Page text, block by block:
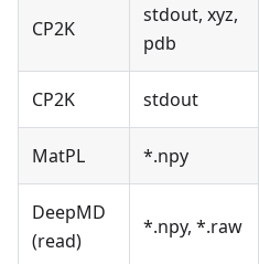
CP2K
stdout, xyz,
pdb
CP2K stdout
MatPL *.npy
DeepMD
(read)
*.npy, *.raw